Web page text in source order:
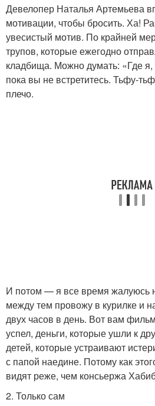
Девелопер Наталья Артемьева
мотивации, чтобы бросить. Ха!
увесистый мотив. По крайней
трупов, которые ежегодно
кладбища. Можно думать: «Где я,
пока вы не встретитесь. Тьфу-
плечо.
И потом — я все время жалуюсь
между тем провожу в курилке и
двух часов в день. Вот вам
успел, деньги, которые ушли к
детей, которые устраивают
с папой наедине. Потому как
видят реже, чем консьержа
2. Только сам